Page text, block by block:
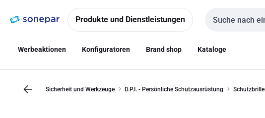
NavigationInhalt
Produkte und Dienstleistungen
Sucheingabe
Werbeaktionen Konfiguratoren Brand shop Kataloge
Sicherheit und Werkzeuge D.P.I. - Persönliche Schutzausrüstung Schutzbrille